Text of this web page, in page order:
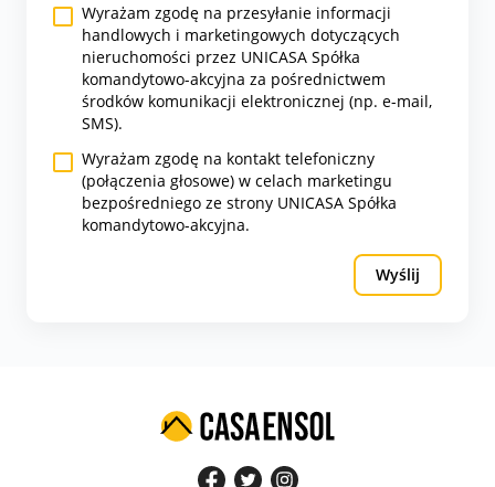
Wyrażam zgodę na przesyłanie informacji
handlowych i marketingowych dotyczących
nieruchomości przez UNICASA Spółka
komandytowo-akcyjna za pośrednictwem
środków komunikacji elektronicznej (np. e-mail,
SMS).
Wyrażam zgodę na kontakt telefoniczny
(połączenia głosowe) w celach marketingu
bezpośredniego ze strony UNICASA Spółka
komandytowo-akcyjna.
Wyślij